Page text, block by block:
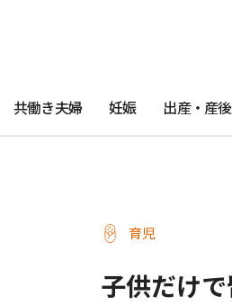
共働き夫婦 妊娠 出産・産後
育児
子供だけ